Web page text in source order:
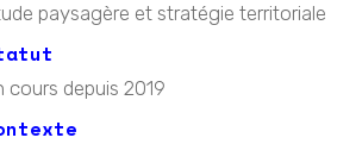
paysagère et stratégie territoriale
cours depuis 2019